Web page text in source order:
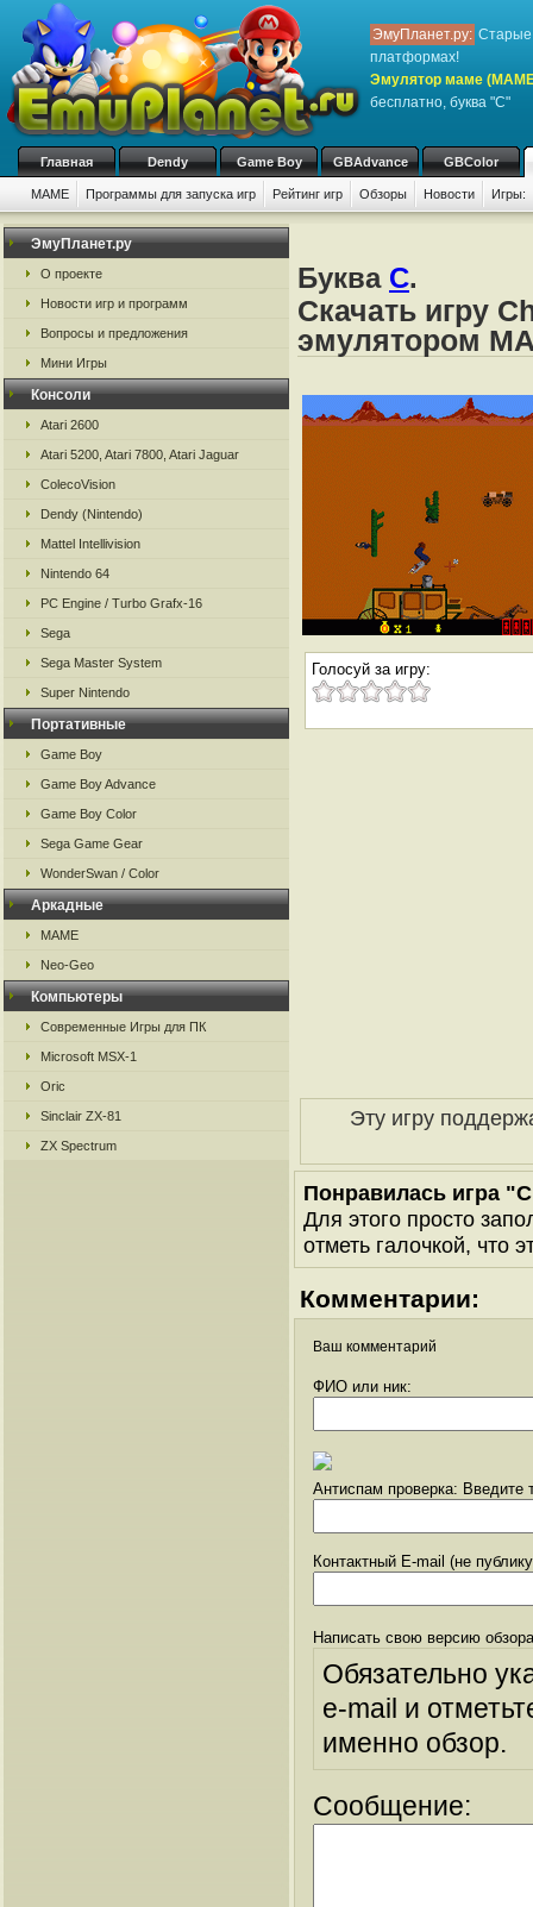
ЭмуПланет.ру: Старые
платформах!
Эмулятор маме
бесплатно, буква "C"
Главная Dendy Game Boy GBAdvance GBColor
MAME Программы для запуска игр Рейтинг игр Обзоры Новости Игры:
ЭмуПланет.ру
О проекте
Новости игр и программ
Вопросы и предложения
Мини Игры
Консоли
Atari 2600
Atari 5200, Atari 7800, Atari Jaguar
ColecoVision
Dendy (Nintendo)
Mattel Intellivision
Nintendo 64
PC Engine / Turbo Grafx-16
Sega
Sega Master System
Super Nintendo
Портативные
Game Boy
Game Boy Advance
Game Boy Color
Sega Game Gear
WonderSwan / Color
Аркадные
MAME
Neo-Geo
Компьютеры
Современные Игры для ПК
Microsoft MSX-1
Oric
Sinclair ZX-81
ZX Spectrum
Буква C.
Скачать игру
эмулятором
Голосуй за игру:
Эту игру
Понравилась игра
Для этого просто
отметь галочкой, что
Комментарии:
Ваш комментарий
ФИО или ник:
Антиспам проверка: Введите
Контактный E-mail (не
Написать свою версию
Обязательно
e-mail и
именно обзор.
Сообщение: